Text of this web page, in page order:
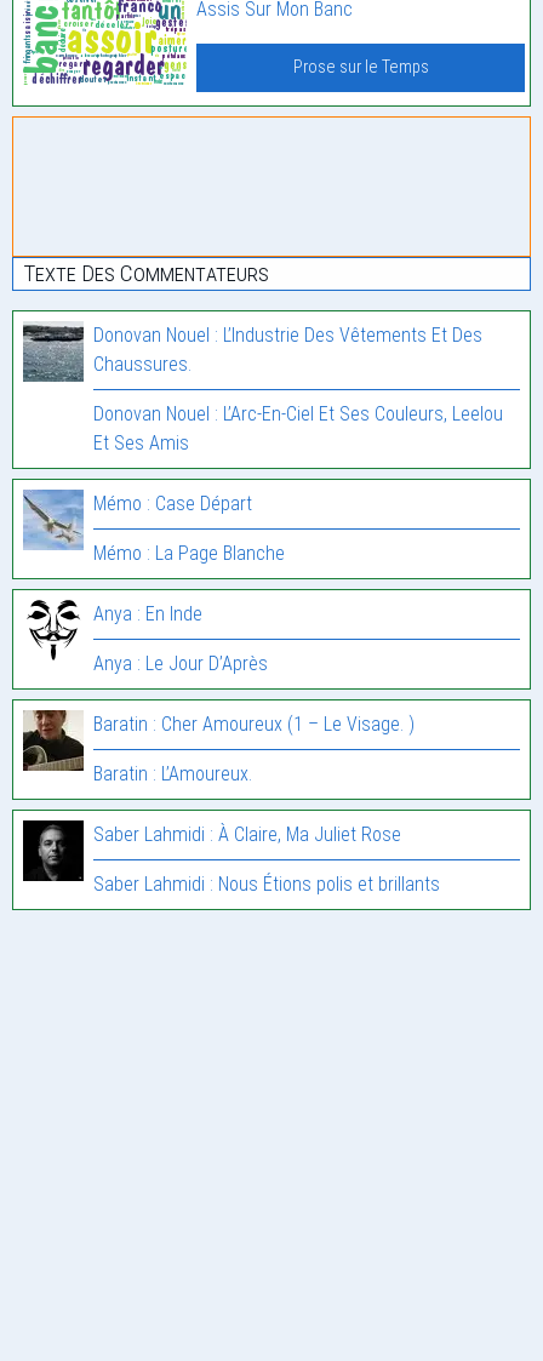
Assis Sur Mon Banc
Prose sur le Temps
Texte Des Commentateurs
Donovan Nouel : L’Industrie Des Vêtements Et Des
Chaussures.
Donovan Nouel : L’Arc-En-Ciel Et Ses Couleurs, Leelou
Et Ses Amis
Mémo : Case Départ
Mémo : La Page Blanche
Anya : En Inde
Anya : Le Jour D’Après
Baratin : Cher Amoureux (1 – Le Visage. )
Baratin : L’Amoureux.
Saber Lahmidi : À Claire, Ma Juliet Rose
Saber Lahmidi : Nous Étions polis et brillants